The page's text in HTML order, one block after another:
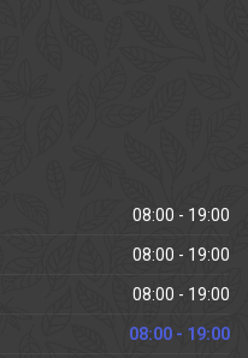
08:00 - 19:00
08:00 - 19:00
08:00 - 19:00
08:00 - 19:00